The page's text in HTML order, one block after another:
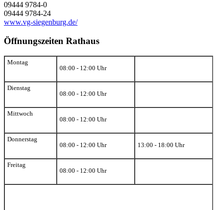
09444 9784-0
09444 9784-24
www.vg-siegenburg.de/
Öffnungszeiten Rathaus
Montag
08:00 - 12:00 Uhr
Dienstag
08:00 - 12:00 Uhr
Mittwoch
08:00 - 12:00 Uhr
Donnerstag
08:00 - 12:00 Uhr
13:00 - 18:00 Uhr
Freitag
08:00 - 12:00 Uhr